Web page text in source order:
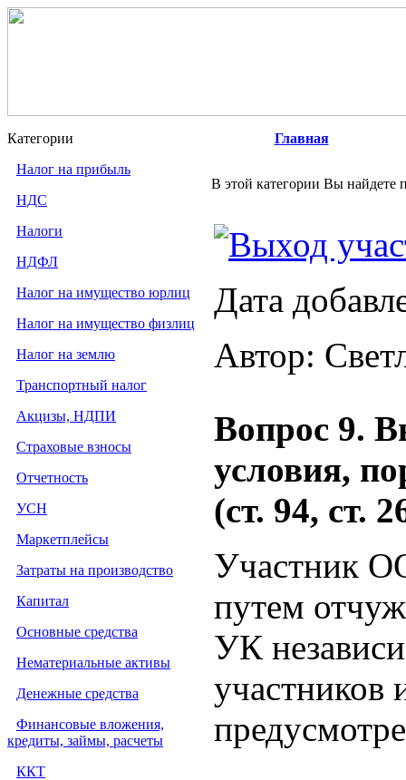
Категории
Налог на прибыль
НДС
Налоги
НДФЛ
Налог на имущество юрлиц
Налог на имущество физлиц
Налог на землю
Транспортный налог
Акцизы, НДПИ
Страховые взносы
Отчетность
УСН
Маркетплейсы
Затраты на производство
Капитал
Основные средства
Нематериальные активы
Денежные средства
Финансовые вложения,
кредиты, займы, расчеты
ККТ
Главная
В этой категории Вы найдете
Выход
Дата
Автор:
Вопрос 9.
условия,
(ст. 94, ст.
Участник
путем
УК
участников